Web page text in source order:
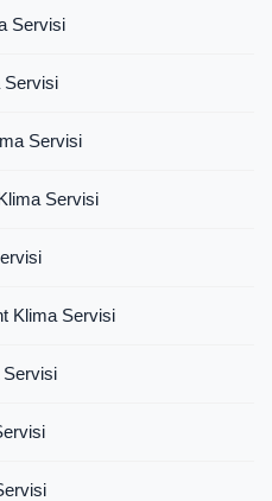
Servisi
Servisi
Servisi
Servisi
Klima Servisi
Servisi